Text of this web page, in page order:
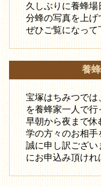
久しぶりに養蜂場
分蜂の写真を上げ
ぜひご覧になって
養
宝塚はちみつでは
を養蜂家一人で
早朝から夜まで
学の方々のお相手
誠に申し訳ござ
にお申込み頂けれ